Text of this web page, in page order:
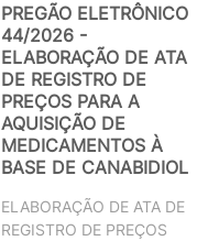
PREGÃO ELETRÔNICO
44/2026 -
ELABORAÇÃO DE ATA
DE REGISTRO DE
PREÇOS PARA A
AQUISIÇÃO DE
MEDICAMENTOS À
BASE DE CANABIDIOL
ELABORAÇÃO DE ATA DE
REGISTRO DE PREÇOS